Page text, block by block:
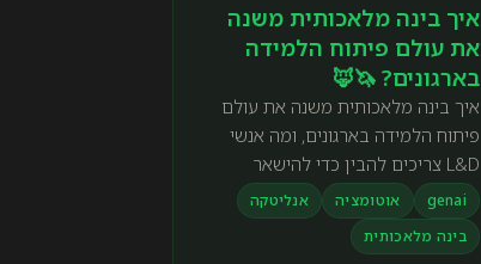
איך בינה מלאכותית משנה
את עולם פיתוח הלמידה
בארגונים? 🦄🦊
איך בינה מלאכותית משנה את עולם
פיתוח הלמידה בארגונים, ומה אנשי
L&D צריכים להבין כדי להישאר
רלוונטיים.
genai אוטומציה
אנליטקה
בינה מלאכותית